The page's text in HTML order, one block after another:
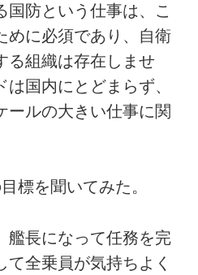
国防という仕事は、こ
めに必須であり、自衛
る組織は存在しませ
国内にとどまらず、
ールの大きい仕事に関
標を聞いてみた。
艦長になって任務を完
全乗員が気持ちよく